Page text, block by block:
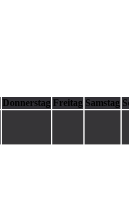
Donnerstag Freitag Samstag